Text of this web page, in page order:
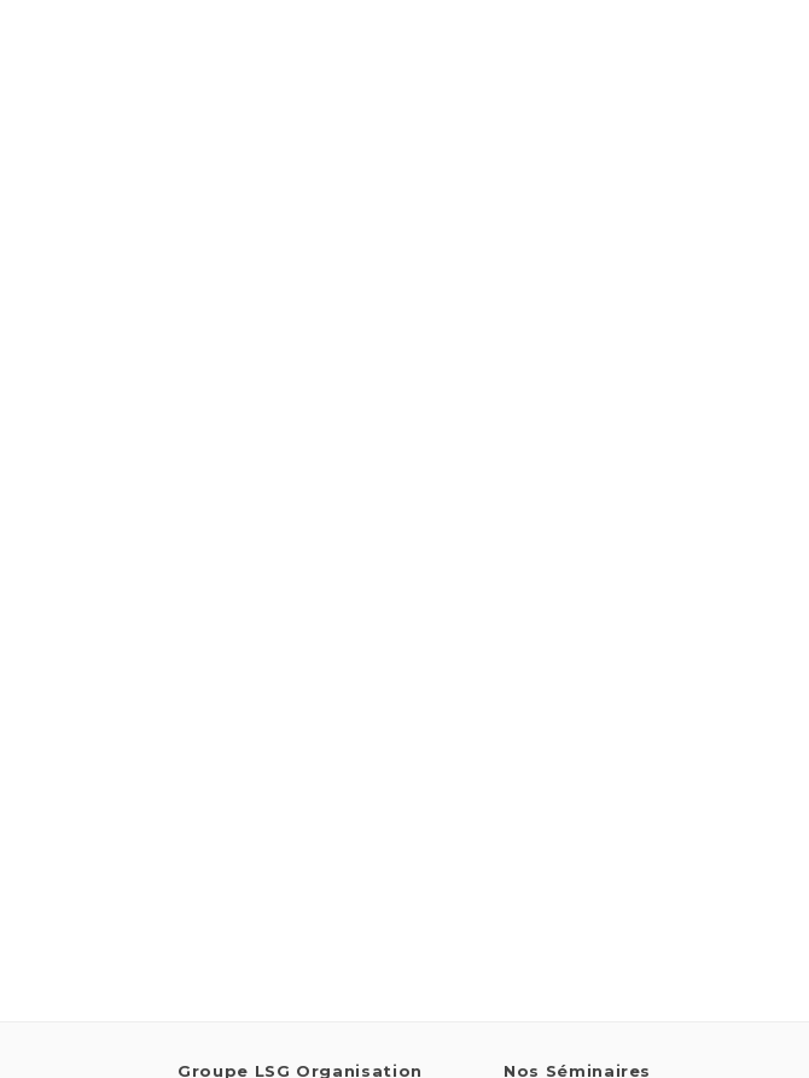
Groupe LSG Organisation Nos Séminaires